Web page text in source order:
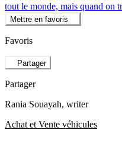
tout le monde, mais quand on
Mettre en favoris
Favoris
Partager
Partager
Rania Souayah, writer
Achat et Vente véhicules